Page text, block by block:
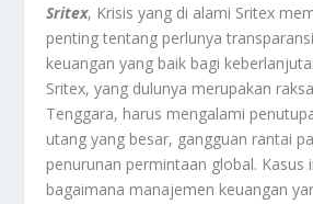
Sritex, Krisis yang di alami Sritex
penting tentang perlunya
keuangan yang baik bagi
Sritex, yang dulunya merupakan
Tenggara, harus mengalami
utang yang besar, gangguan rantai
penurunan permintaan global. Kasus
bagaimana manajemen keuangan